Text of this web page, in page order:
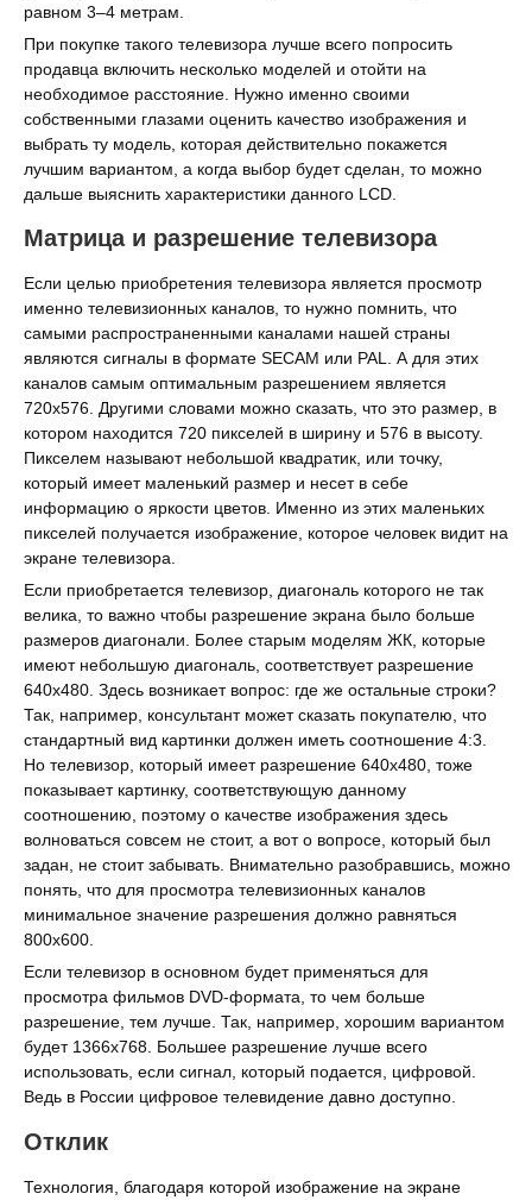
равном 3–4 метрам.
При покупке такого телевизора лучше всего попросить
продавца включить несколько моделей и отойти на
необходимое расстояние. Нужно именно своими
собственными глазами оценить качество изображения и
выбрать ту модель, которая действительно покажется
лучшим вариантом, а когда выбор будет сделан, то можно
дальше выяснить характеристики данного LCD.
Матрица и разрешение телевизора
Если целью приобретения телевизора является просмотр
именно телевизионных каналов, то нужно помнить, что
самыми распространенными каналами нашей страны
являются сигналы в формате SECAM или PAL. А для этих
каналов самым оптимальным разрешением является
720х576. Другими словами можно сказать, что это размер, в
котором находится 720 пикселей в ширину и 576 в высоту.
Пикселем называют небольшой квадратик, или точку,
который имеет маленький размер и несет в себе
информацию о яркости цветов. Именно из этих маленьких
пикселей получается изображение, которое человек видит на
экране телевизора.
Если приобретается телевизор, диагональ которого не так
велика, то важно чтобы разрешение экрана было больше
размеров диагонали. Более старым моделям ЖК, которые
имеют небольшую диагональ, соответствует разрешение
640х480. Здесь возникает вопрос: где же остальные строки?
Так, например, консультант может сказать покупателю, что
стандартный вид картинки должен иметь соотношение 4:3.
Но телевизор, который имеет разрешение 640х480, тоже
показывает картинку, соответствующую данному
соотношению, поэтому о качестве изображения здесь
волноваться совсем не стоит, а вот о вопросе, который был
задан, не стоит забывать. Внимательно разобравшись, можно
понять, что для просмотра телевизионных каналов
минимальное значение разрешения должно равняться
800х600.
Если телевизор в основном будет применяться для
просмотра фильмов DVD-формата, то чем больше
разрешение, тем лучше. Так, например, хорошим вариантом
будет 1366x768. Большее разрешение лучше всего
использовать, если сигнал, который подается, цифровой.
Ведь в России цифровое телевидение давно доступно.
Отклик
Технология, благодаря которой изображение на экране